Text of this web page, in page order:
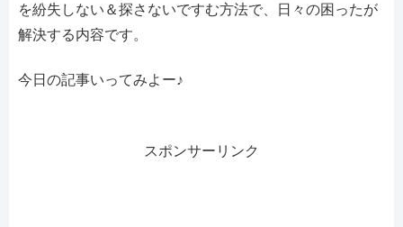
を紛失しない＆探さないですむ方法で、日々の困ったが
解決する内容です。
今日の記事いってみよー♪
スポンサーリンク